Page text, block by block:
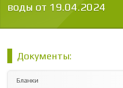
воды от 19.04.2024
Документы:
Бланки